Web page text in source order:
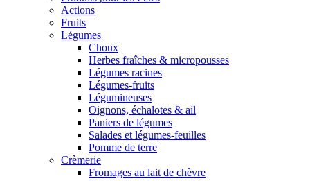
Actions
Fruits
Légumes
Choux
Herbes fraîches & micropousses
Légumes racines
Légumes-fruits
Légumineuses
Oignons, échalotes & ail
Paniers de légumes
Salades et légumes-feuilles
Pomme de terre
Crèmerie
Fromages au lait de chèvre